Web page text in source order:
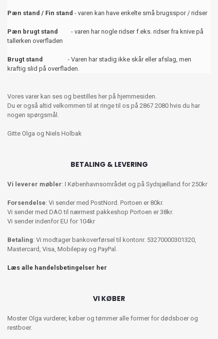
Pæn stand / Fin stand - varen kan have enkelte små brugsspor / ridser
Pæn brugt stand
- varen har nogle ridser f.eks. ridser fra knive på
tallerken overfladen
Brugt stand
- Varen har stadig ikke skår eller afslag, men
kraftig slid på overfladen.
Vores varer kan ses og bestilles her på hjemmesiden.
Du er også altid velkommen til at ringe til os på 2867 2080 hvis du har
nogen spørgsmål.
Gitte Olga og Niels Holbak
BETALING & LEVERING
Vi leverer møbler: I Københavnsområdet og på Sydsjælland for 250kr
Forsendelse: Vi sender med PostNord. Portoen er 80kr.
Vi sender med DAO til nærmest pakkeshop Portoen er 38kr.
Vi sender indenfor EU for 104kr
Betaling: Vi modtager bankoverførsel til kontonr. 53270000301320,
Mastercard, Visa, Mobilepay og PayPal.
Læs alle handelsbetingelser her
VI KØBER
Moster Olga vurderer, køber og tømmer alle former for dødsboer og
restboer.